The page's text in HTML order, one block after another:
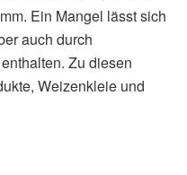
Ein Mangel lässt sich
auch durch
Zu diesen
Weizenkleie und